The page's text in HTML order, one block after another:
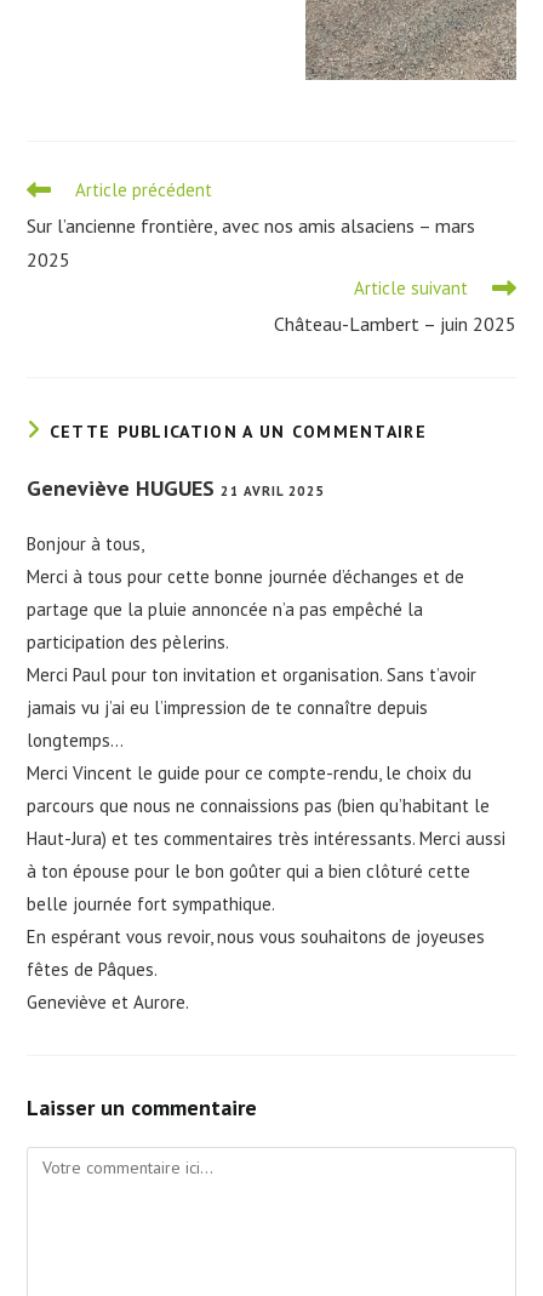
Read
articles
Article précédent
Sur l’ancienne frontière, avec nos amis alsaciens – mars
2025
Article suivant
Château-Lambert – juin 2025
CETTE PUBLICATION A UN COMMENTAIRE
Geneviève HUGUES21 AVRIL 2025
Bonjour à tous,
Merci à tous pour cette bonne journée d’échanges et de
partage que la pluie annoncée n’a pas empêché la
participation des pèlerins.
Merci Paul pour ton invitation et organisation. Sans t’avoir
jamais vu j’ai eu l’impression de te connaître depuis
longtemps…
Merci Vincent le guide pour ce compte-rendu, le choix du
parcours que nous ne connaissions pas (bien qu’habitant le
Haut-Jura) et tes commentaires très intéressants. Merci aussi
à ton épouse pour le bon goûter qui a bien clôturé cette
belle journée fort sympathique.
En espérant vous revoir, nous vous souhaitons de joyeuses
fêtes de Pâques.
Geneviève et Aurore.
Laisser un commentaire
Comment